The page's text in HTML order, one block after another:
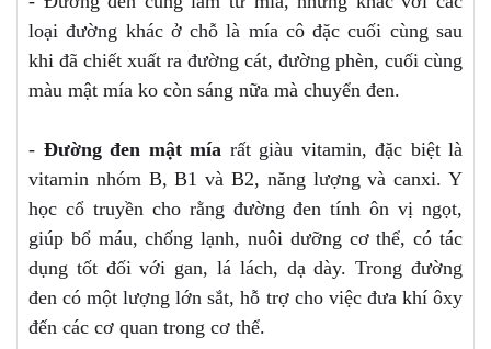
loại đường khác ở chỗ là mía cô đặc cuối cùng sau
khi đã chiết xuất ra đường cát, đường phèn, cuối cùng
màu mật mía ko còn sáng nữa mà chuyển đen.
- Đường đen mật mía rất giàu vitamin, đặc biệt là
vitamin nhóm B, B1 và B2, năng lượng và canxi. Y
học cổ truyền cho rằng đường đen tính ôn vị ngọt,
giúp bổ máu, chống lạnh, nuôi dưỡng cơ thể, có tác
dụng tốt đối với gan, lá lách, dạ dày. Trong đường
đen có một lượng lớn sắt, hỗ trợ cho việc đưa khí ôxy
đến các cơ quan trong cơ thể.